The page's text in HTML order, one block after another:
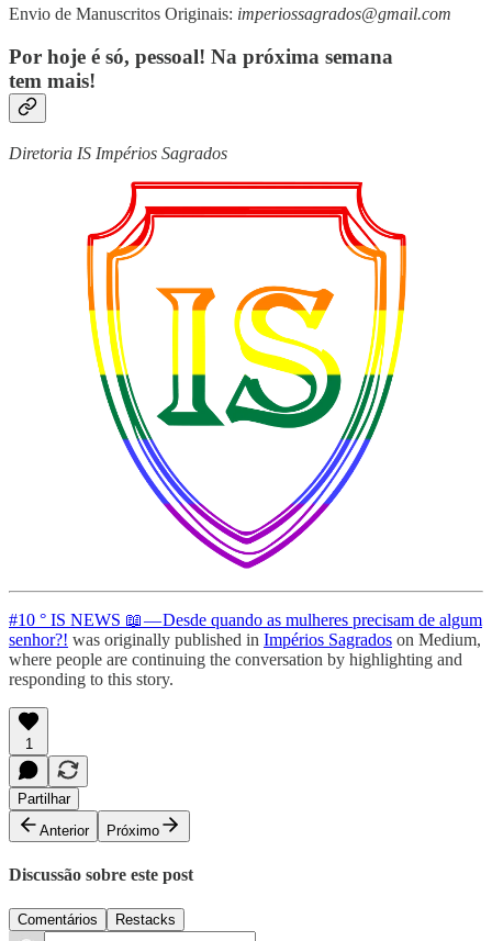
Envio de Manuscritos Originais: imperiossagrados@gmail.com
Por hoje é só, pessoal! Na próxima semana
tem mais!
Diretoria IS Impérios Sagrados
#10 ° IS NEWS 📖 — Desde quando as mulheres precisam de algum
senhor?! was originally published in Impérios Sagrados on Medium,
where people are continuing the conversation by highlighting and
responding to this story.
1
Partilhar
Anterior
Próximo
Discussão sobre este post
Comentários Restacks